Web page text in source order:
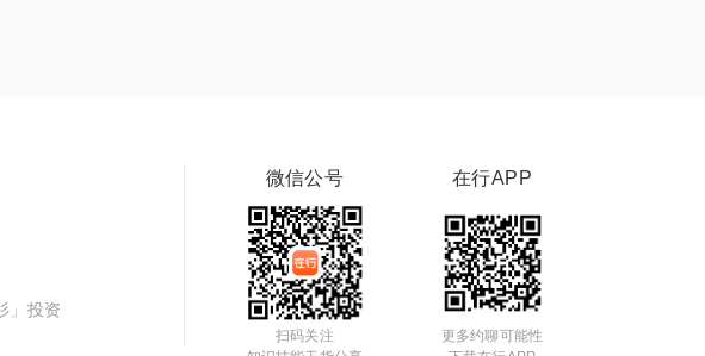
」投资
微信公号
扫码关注
在行APP
更多约聊可能性